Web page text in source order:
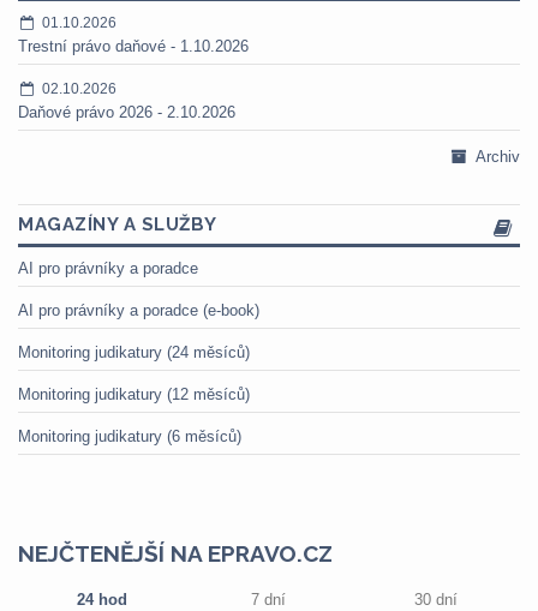
01.10.2026
Trestní právo daňové - 1.10.2026
02.10.2026
Daňové právo 2026 - 2.10.2026
Archiv
MAGAZÍNY A SLUŽBY
AI pro právníky a poradce
AI pro právníky a poradce (e-book)
Monitoring judikatury (24 měsíců)
Monitoring judikatury (12 měsíců)
Monitoring judikatury (6 měsíců)
NEJČTENĚJŠÍ NA EPRAVO.CZ
24 hod 7 dní 30 dní